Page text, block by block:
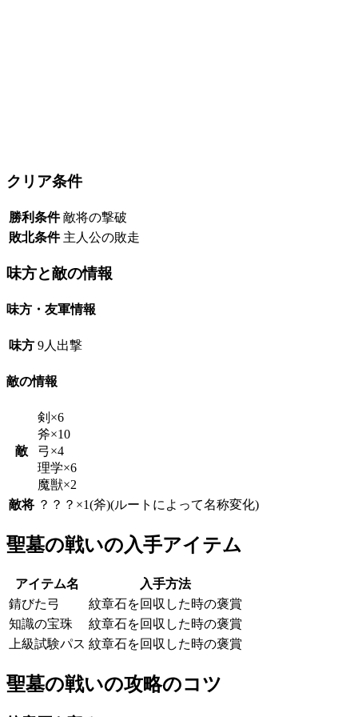
クリア条件
勝利条件 敵将の撃破
敗北条件 主人公の敗走
味方と敵の情報
味方・友軍情報
味方 9人出撃
敵の情報
敵
剣×6
斧×10
弓×4
理学×6
魔獣×2
敵将 ？？？×1(斧)(ルートによって名称変化)
聖墓の戦いの入手アイテム
アイテム名
入手方法
錆びた弓
紋章石を回収した時の褒賞
知識の宝珠
紋章石を回収した時の褒賞
上級試験パス 紋章石を回収した時の褒賞
聖墓の戦いの攻略のコツ